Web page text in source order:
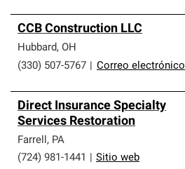
CCB Construction LLC
Hubbard, OH
(330) 507-5767
Correo electrónico
Direct Insurance Specialty
Services Restoration
Farrell, PA
(724) 981-1441
Sitio web